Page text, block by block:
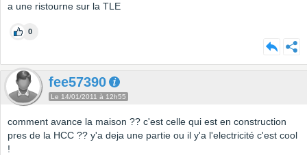
a une ristourne sur la TLE
0
fee57390
Le 14/01/2011 à 12h55
comment avance la maison ?? c'est celle qui est en construction
pres de la HCC ?? y'a deja une partie ou il y'a l'electricité c'est cool
!